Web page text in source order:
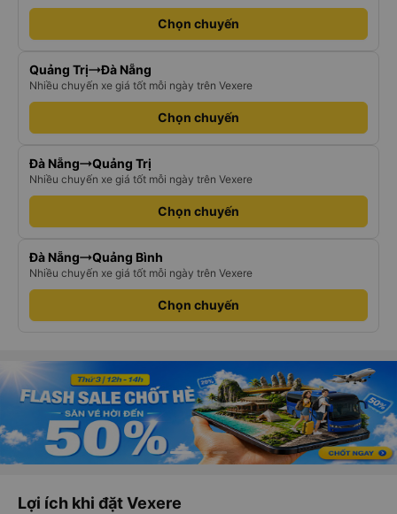
Chọn chuyến
Quảng Trị Đà Nẵng
Nhiều chuyến xe giá tốt mỗi ngày trên Vexere
Chọn chuyến
Đà Nẵng Quảng Trị
Nhiều chuyến xe giá tốt mỗi ngày trên Vexere
Chọn chuyến
Đà Nẵng Quảng Bình
Nhiều chuyến xe giá tốt mỗi ngày trên Vexere
Chọn chuyến
Lợi ích khi đặt Vexere